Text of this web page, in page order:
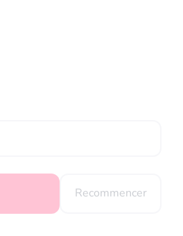
Recommencer